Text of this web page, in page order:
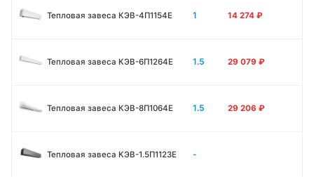
Тепловая завеса КЭВ-4П1154E 1 14 274 ₽
Тепловая завеса КЭВ-6П1264E 1.5 29 079 ₽
Тепловая завеса КЭВ-8П1064E 1.5 29 206 ₽
Тепловая завеса КЭВ-1.5П1123E -